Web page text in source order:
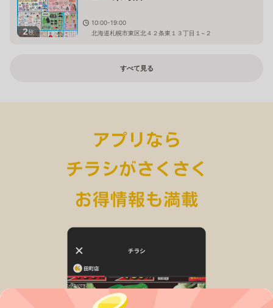
2枚
10:00-19:00
北海道札幌市東区北４２条東１３丁目１−２
すべて見る